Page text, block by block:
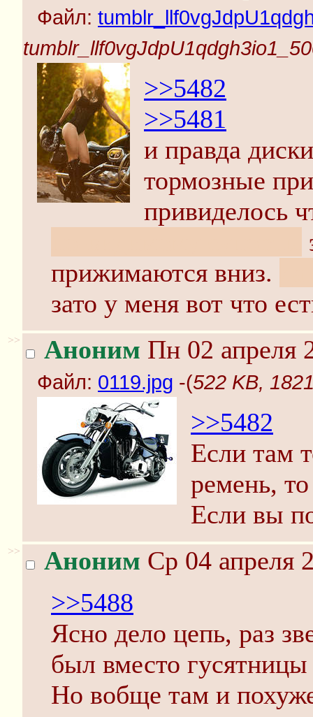
Файл:
>>5482
>>5481
и правда
тормозные
привиделось
прижимаются вниз.
зато у меня вот что
>> Аноним Пн 02 апреля
Файл: 0119.jpg -(522 KB,
>>5482
Если там
ремень,
Если вы
>> Аноним Ср 04 апреля
>>5488
Ясно дело цепь, раз
был вместо
Но вобще там и